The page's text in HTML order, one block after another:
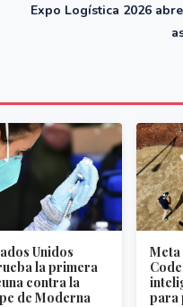
Expo Logística 2026
Unidos
la primera
contra la
de Moderna
Meta
para